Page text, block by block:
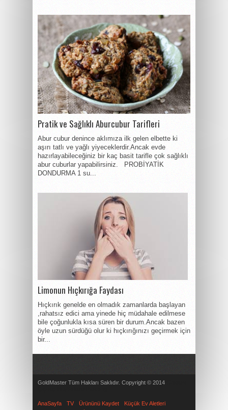
Pratik ve Sağlıklı Aburcubur Tarifleri
Abur cubur denince aklımıza ilk gelen elbette ki
aşırı tatlı ve yağlı yiyeceklerdir.Ancak evde
hazırlayabileceğiniz bir kaç basit tarifle çok sağlıklı
abur cuburlar yapabilirsiniz. PROBİYATİK
DONDURMA 1 su...
Limonun Hıçkırığa Faydası
Hıçkırık genelde en olmadık zamanlarda başlayan
,rahatsız edici ama yinede hiç müdahale edilmese
bile çoğunlukla kısa süren bir durum.Ancak bazen
öyle uzun sürdüğü olur ki hıçkırığınızı geçirmek için
bir...
GoldMaster Tüm Hakları Saklıdır. Copyright © 2014
AnaSayfa TV Ürününü Kaydet
Küçük Ev Aletleri